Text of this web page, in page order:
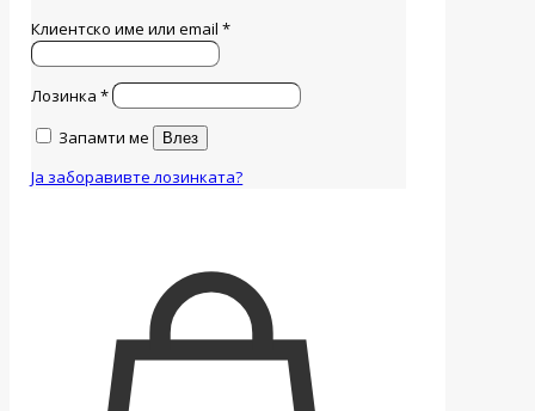
Клиентско име или email*
Лозинка*
Запамти ме
Влез
Ја заборавивте лозинката?